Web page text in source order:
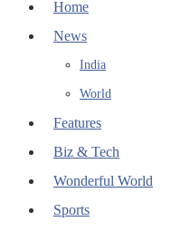
Home
News
India
World
Features
Biz & Tech
Wonderful World
Sports